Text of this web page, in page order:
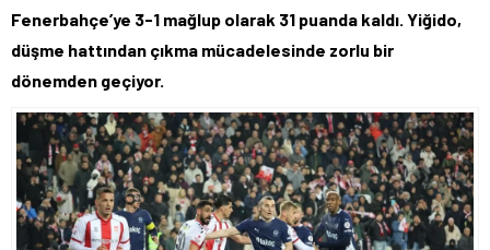
Fenerbahçe’ye 3-1 mağlup olarak 31 puanda kaldı. Yiğido,
düşme hattından çıkma mücadelesinde zorlu bir
dönemden geçiyor.